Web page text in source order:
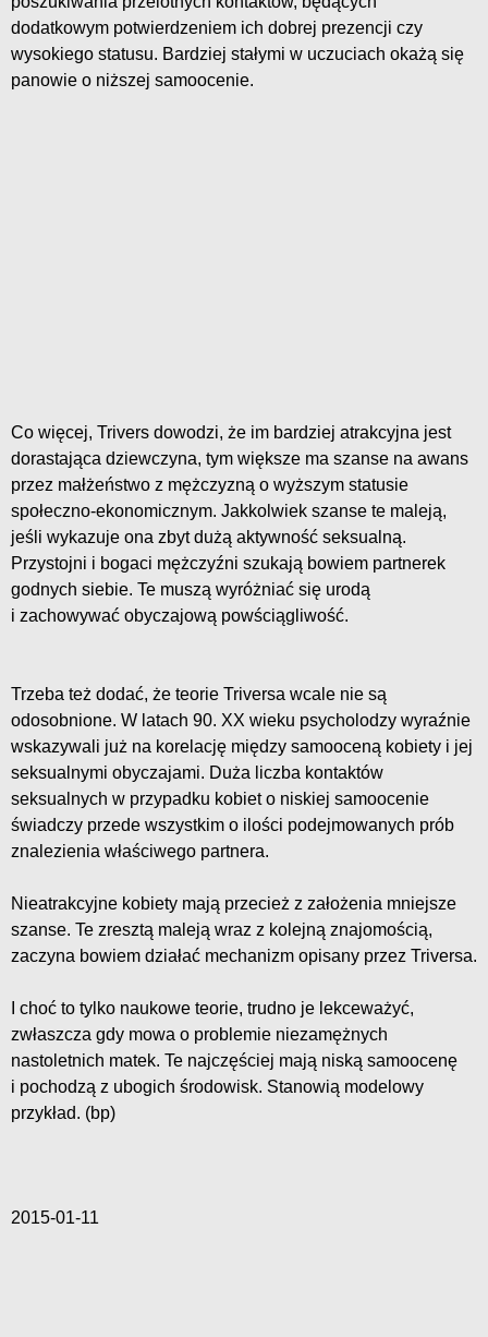
dodatkowym potwierdzeniem ich dobrej prezencji czy
wysokiego statusu. Bardziej stałymi w uczuciach okażą się
panowie o niższej samoocenie.
Co więcej, Trivers dowodzi, że im bardziej atrakcyjna jest
dorastająca dziewczyna, tym większe ma szanse na awans
przez małżeństwo z mężczyzną o wyższym statusie
społeczno-ekonomicznym. Jakkolwiek szanse te maleją,
jeśli wykazuje ona zbyt dużą aktywność seksualną.
Przystojni i bogaci mężczyźni szukają bowiem partnerek
godnych siebie. Te muszą wyróżniać się urodą
i zachowywać obyczajową powściągliwość.
Trzeba też dodać, że teorie Triversa wcale nie są
odosobnione. W latach 90. XX wieku psycholodzy wyraźnie
wskazywali już na korelację między samooceną kobiety i jej
seksualnymi obyczajami. Duża liczba kontaktów
seksualnych w przypadku kobiet o niskiej samoocenie
świadczy przede wszystkim o ilości podejmowanych prób
znalezienia właściwego partnera.
Nieatrakcyjne kobiety mają przecież z założenia mniejsze
szanse. Te zresztą maleją wraz z kolejną znajomością,
zaczyna bowiem działać mechanizm opisany przez Triversa.
I choć to tylko naukowe teorie, trudno je lekceważyć,
zwłaszcza gdy mowa o problemie niezamężnych
nastoletnich matek. Te najczęściej mają niską samoocenę
i pochodzą z ubogich środowisk. Stanowią modelowy
przykład. (bp)
2015-01-11